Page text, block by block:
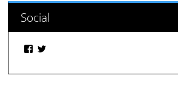
Social
Facebook